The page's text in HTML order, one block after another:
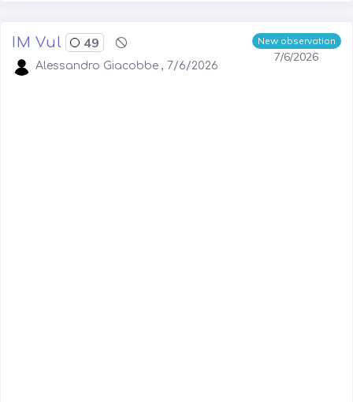
New observation
7/6/2026
IM Vul 49
Alessandro Giacobbe , 7/6/2026